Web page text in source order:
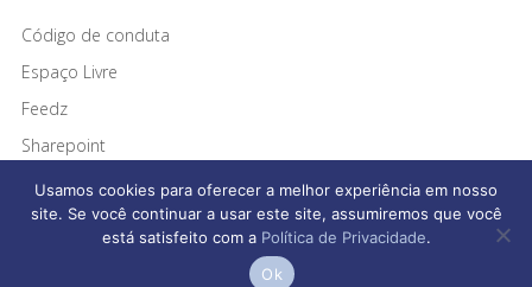
Código de conduta
Espaço Livre
Feedz
Sharepoint
Afonso França Engenharia © 2026 Todos os direitos reservados
Usamos cookies para oferecer a melhor experiência em nosso
site. Se você continuar a usar este site, assumiremos que você
está satisfeito com a Política de Privacidade.
Ok